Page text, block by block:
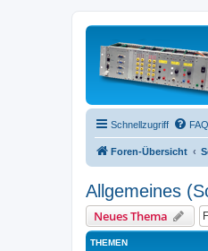
Schnellzugriff FAQ
Foren-Übersicht
Allgemeines
Neues Thema
THEMEN